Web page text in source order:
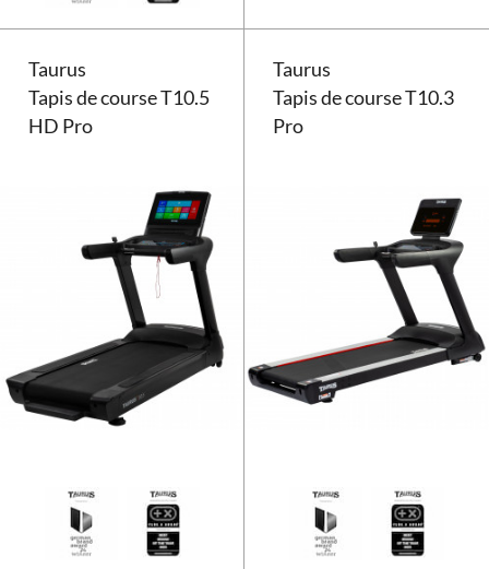
Taurus
Tapis de course T10.5
HD Pro
Taurus
Tapis de course T10.3
Pro